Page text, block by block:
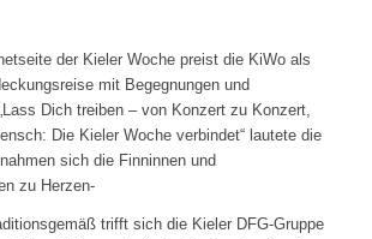
der Kieler Woche preist die KiWo als
mit Begegnungen und
Dich treiben – von Konzert zu Konzert,
Die Kieler Woche verbindet“ lautete die
sich die Finninnen und
zu Herzen-
trifft sich die Kieler DFG-Gruppe